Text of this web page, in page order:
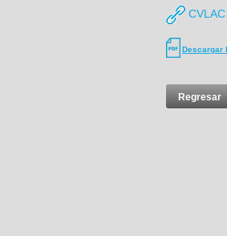
CVLAC
Descargar
Regresar